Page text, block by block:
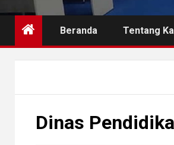
Beranda Tentang
Dinas